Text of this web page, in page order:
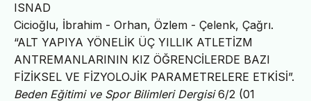
ISNAD
Cicioğlu, İbrahim - Orhan, Özlem - Çelenk, Çağrı.
“ALT YAPIYA YÖNELİK ÜÇ YILLIK ATLETİZM
ANTREMANLARININ KIZ ÖĞRENCİLERDE BAZI
FİZİKSEL VE FİZYOLOJİK PARAMETRELERE ETKİSİ”.
Beden Eğitimi ve Spor Bilimleri Dergisi6/2 (01